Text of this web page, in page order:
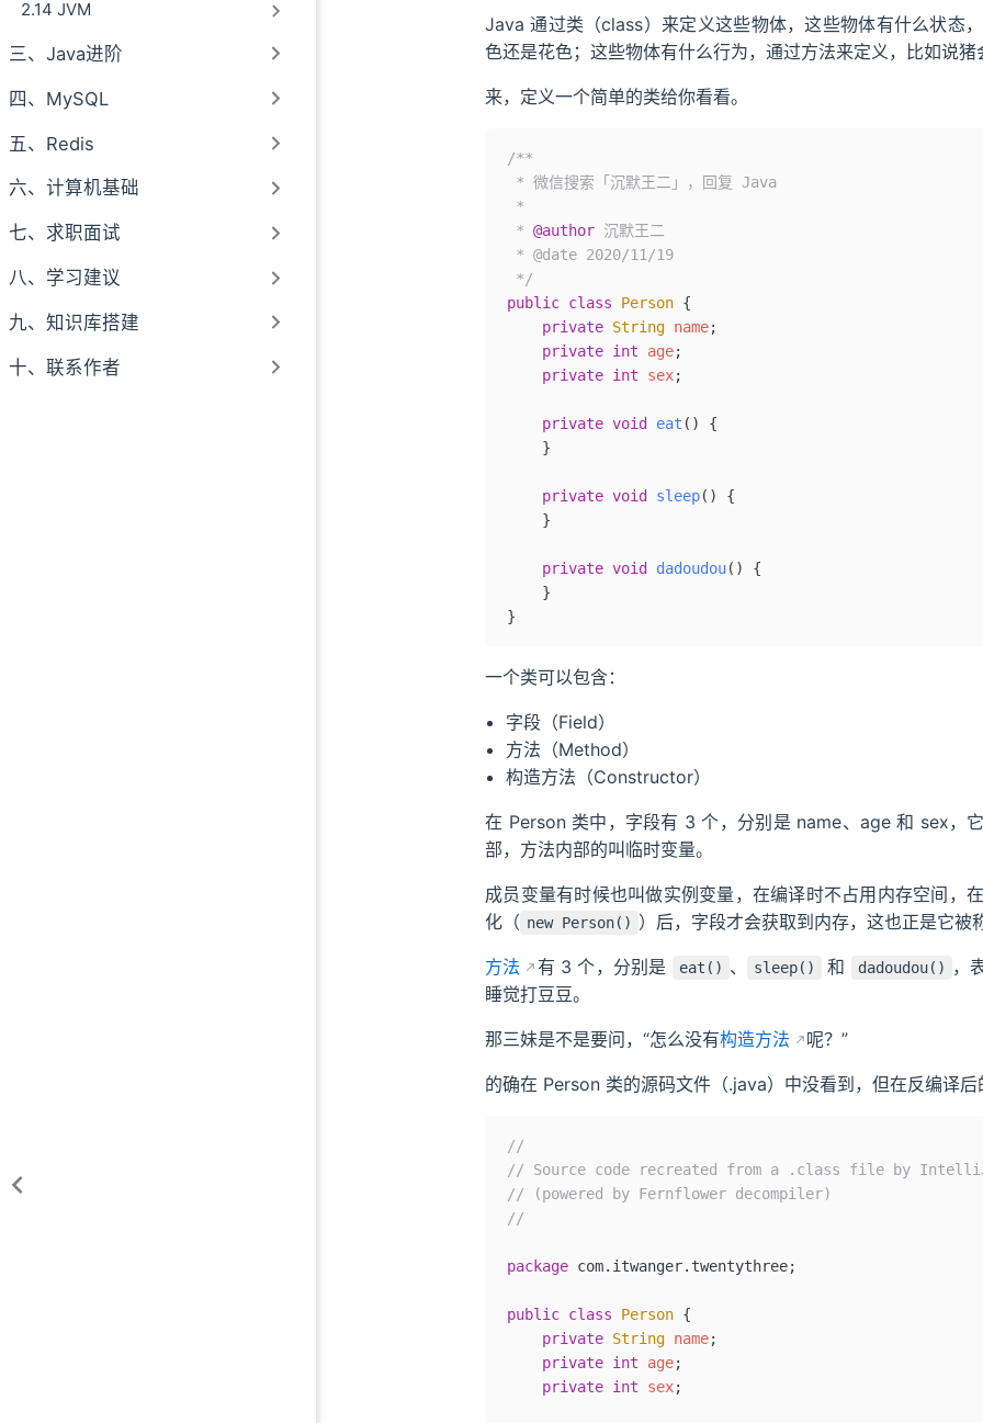
2.14 JVM
三、Java进阶
四、MySQL
五、Redis
六、计算机基础
七、求职面试
八、学习建议
九、知识库搭建
十、联系作者
Java 通过类（class）来定义这些物体，这些物体有什么状态
色还是花色；这些物体有什么行为，通过方法来定义，比如说猪
来，定义一个简单的类给你看看。
/**
* 微信搜索「沉默王二」，回复 Java
*
* @author 沉默王二
* @date 2020/11/19
*/
public class Person {
    private
String name;
    private
int age;
    private
int sex;
    private
void eat ()
{
    }
    private
void sleep()
{
    }
    private
void dadoudou()
{
    }
}
一个类可以包含：
字段（Field）
方法（Method）
构造方法（Constructor）
在 Person 类中，字段有 3 个，分别是 name、age 和 sex，
部，方法内部的叫临时变量。
成员变量有时候也叫做实例变量，在编译时不占用内存空间，
化（ new Person() ）后，字段才会获取到内存，这也正是它被
方法 有 3 个，分别是 eat() 、 sleep() 和 dadoudou()
，
睡觉打豆豆。
那三妹是不是要问，“怎么没有构造方法 呢？”
的确在 Person 类的源码文件（.java）中没看到，但在反编译后
//
// Source code recreated from a .class file by
// (powered by Fernflower decompiler)
//
package com.itwanger.twentythree;
public class Person {
    private
String name;
    private
int age;
    private
int sex;